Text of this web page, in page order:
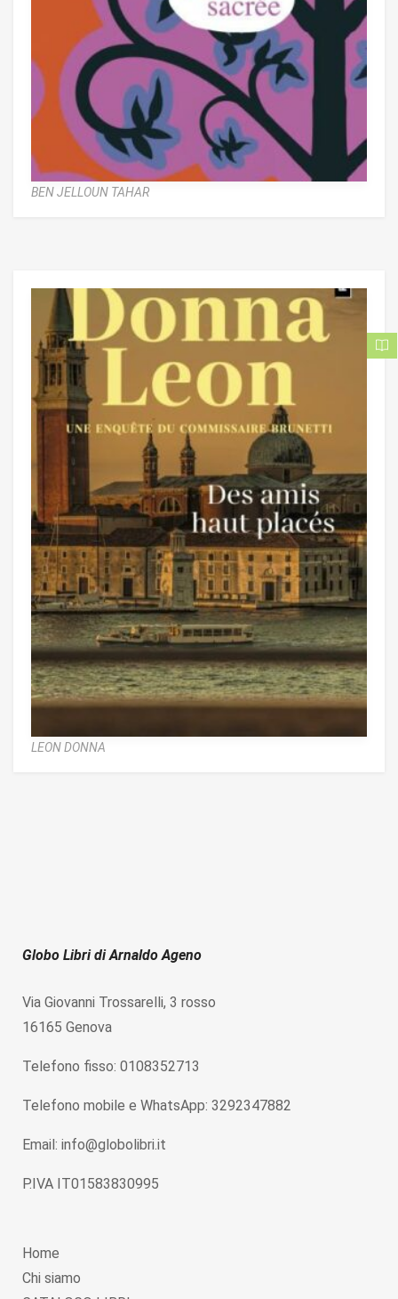
BEN JELLOUN TAHAR
LEON DONNA
Globo Libri di Arnaldo Ageno
Via Giovanni Trossarelli, 3 rosso
16165 Genova
Telefono fisso: 0108352713
Telefono mobile e WhatsApp: 3292347882
Email: info@globolibri.it
P.IVA IT01583830995
Home
Chi siamo